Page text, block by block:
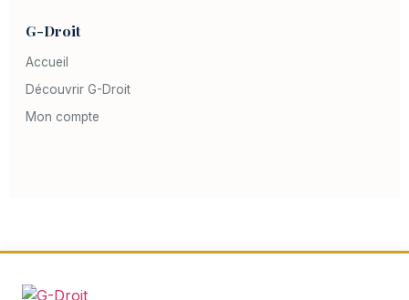
G-Droit
Accueil
Découvrir G-Droit
Mon compte